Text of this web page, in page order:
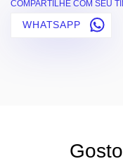
COMPARTILHE COM SEU
WHATSAPP